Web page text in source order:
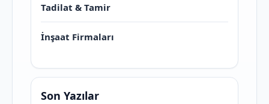
Tadilat & Tamir
İnşaat Firmaları
Son Yazılar